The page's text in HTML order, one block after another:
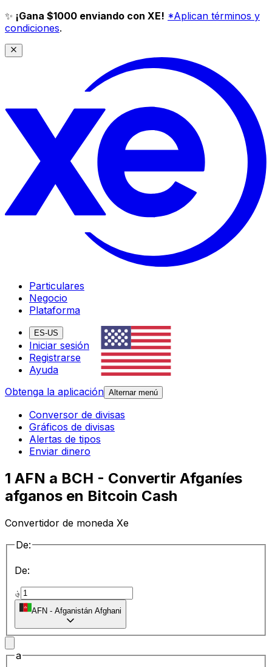
✨ ¡Gana $1000 enviando con XE! *Aplican términos y
condiciones.
Particulares
Negocio
Plataforma
ES-US
Iniciar sesión
Registrarse
Ayuda
Obtenga la aplicación Alternar menú
Conversor de divisas
Gráficos de divisas
Alertas de tipos
Enviar dinero
1 AFN a BCH - Convertir Afganíes
afganos en Bitcoin Cash
Convertidor de moneda Xe
De:
De:
؋
AFN - Afganistán Afghani
a